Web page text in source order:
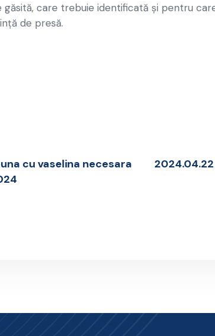
care trebuie identificată şi pentru
de presă.
cu vaselina necesara